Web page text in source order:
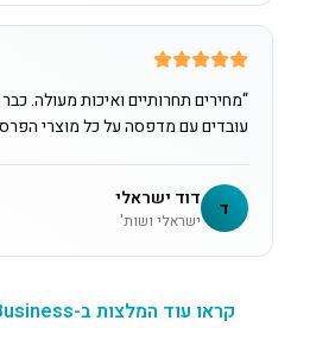
“מחירים תחרותיים ואיכות מעולה.
עובדים עם מדפסה על כל מוצרי
ד דוד ישראלי
ישראלי ושות'
קראו עוד המלצות ב-Google Business